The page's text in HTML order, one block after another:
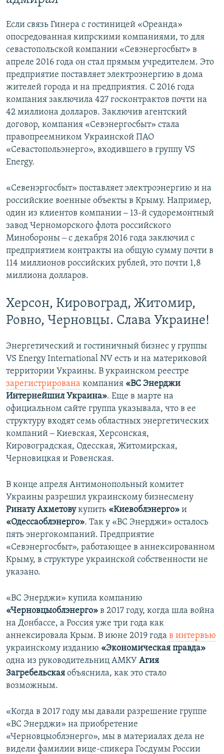
Если связь Гинера с гостиницей «Ореанда»
опосредованная кипрскими компаниями, то для
севастопольской компании «Севэнергосбыт» в
апреле 2016 года он стал прямым учредителем. Это
предприятие поставляет электроэнергию в дома
жителей города и на предприятия. С 2016 года
компания заключила 427 госконтрактов почти на
42 миллиона долларов. Заключив агентский
договор, компания «Севэнергосбыт» стала
правопреемником Украинской ПАО
«Севастопольэнерго», входившего в группу VS
Energy.
«Севенэргосбыт» поставляет электроэнергию и на
российские военные объекты в Крыму. Например,
один из клиентов компании ‒ 13-й судоремонтный
завод Черноморского флота российского
Минобороны ‒ с декабря 2016 года заключил с
предприятием контракты на общую сумму почти в
114 миллионов российских рублей, это почти 1,8
миллиона долларов.
Херсон, Кировоград, Житомир,
Ровно, Черновцы. Слава Украине!
Энергетический и гостиничный бизнес у группы
VS Energy International NV есть и на материковой
территории Украины. В украинском реестре
зарегистрирована компания «ВС Энерджи
Интернейшнл Украина». Еще в марте на
официальном сайте группа указывала, что в ее
структуру входят семь областных энергетических
компаний ‒ Киевская, Херсонская,
Кировоградская, Одесская, Житомирская,
Черновицкая и Ровенская.
В конце апреля Антимонопольный комитет
Украины разрешил украинскому бизнесмену
Ринату Ахметовукупить «Киевоблэнерго» и
«Одессаоблэнерго». Так у «ВС Энерджи» осталось
пять энергокомпаний. Предприятие
«Севэнергосбыт», работающее в аннексированном
Крыму, в структуре украинской собственности не
указано.
«ВС Энерджи» купила компанию
«Черновцыоблэнерго» в 2017 году, когда шла война
на Донбассе, а Россия уже три года как
аннексировала Крым. В июне 2019 года в интервью
украинскому изданию «Экономическая правда»
одна из руководительниц АМКУ Агия
Загребельская объяснила, как это стало
возможным.
«Когда в 2017 году мы давали разрешение группе
«ВС Энерджи» на приобретение
«Черновцыоблэнерго», мы в материалах дела не
видели фамилии вице-спикера Госдумы России